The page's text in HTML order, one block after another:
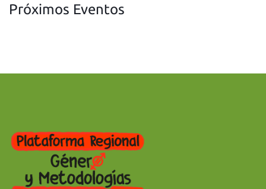
Próximos Eventos